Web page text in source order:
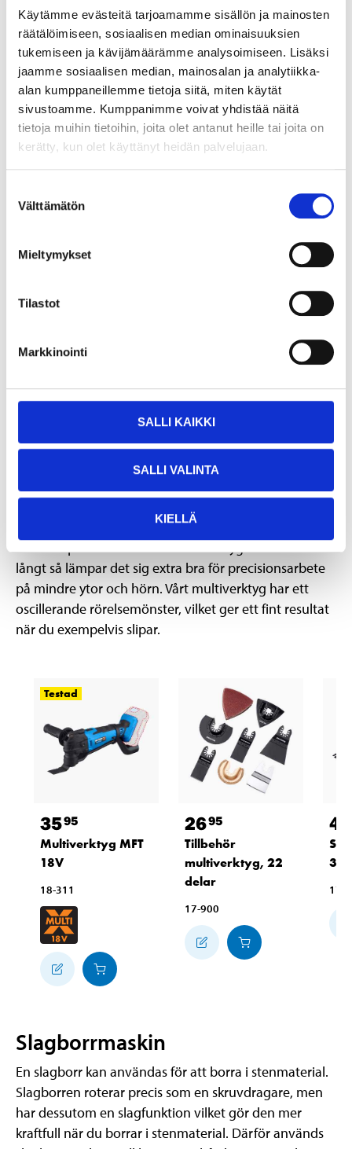
Käytämme evästeitä tarjoamamme sisällön ja mainosten
räätälöimiseen, sosiaalisen median ominaisuuksien
tukemiseen ja kävijämäärämme analysoimiseen. Lisäksi
jaamme sosiaalisen median, mainosalan ja analytiikka-
alan kumppaneillemme tietoja siitä, miten käytät
sivustoamme. Kumppanimme voivat yhdistää näitä
tietoja muihin tietoihin, joita olet antanut heille tai joita on
kerätty, kun olet käyttänyt heidän palvelujaan.
valinta
Välttämätön
Mieltymykset
Tilastot
Markkinointi
SALLI KAIKKI
SALLI VALINTA
KIELLÄ
26 44
18-
Multiverktyget kommer snabbt att bli din bästa
verktygsvän eftersom det har flera olika
användningsområden. Beroende på vilket verktyg
som du har utrustat ditt multiverktyg med så kan du
använda det för att skära, slipa, polera, kapa, fräsa
eller skrapa. Tack vare att multiverktyget är smalt och
långt så lämpar det sig extra bra för precisionsarbete
på mindre ytor och hörn. Vårt multiverktyg har ett
oscillerande rörelsemönster, vilket ger ett fint resultat
när du exempelvis slipar.
Testad
3595
Multiverktyg MFT
18V
18-311
2695
Tillbehör
multiverktyg, 22
delar
17-900
4
34
17-
Slagborrmaskin
En slagborr kan användas för att borra i stenmaterial.
Slagborren roterar precis som en skruvdragare, men
har dessutom en slagfunktion vilket gör den mer
kraftfull när du borrar i stenmaterial. Därför används